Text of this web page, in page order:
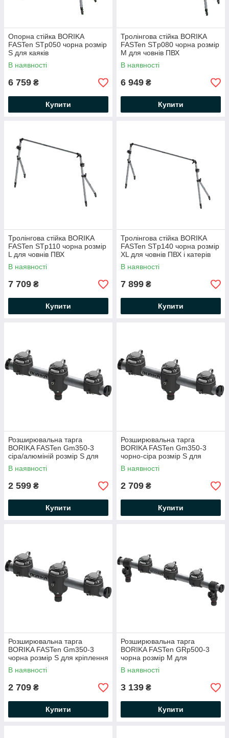
Опорна стійка BORIKA
FASTen STp050 чорна розмір
S для каяків
(01.02.015.01.04)
В наявності
6 759 ₴
Купити
Тролінгова стійка BORIKA
FASTen STp080 чорна розмір
М для човнів ПВХ
(01.02.015.02.04)
В наявності
6 949 ₴
Купити
Тролінгова стійка BORIKA
FASTen STp110 чорна розмір
L для човнів ПВХ
(01.02.015.03.04)
В наявності
7 709 ₴
Купити
Тролінгова стійка BORIKA
FASTen STp140 чорна розмір
ХL для човнів ПВХ і катерів
(01.02.015.04.04)
В наявності
7 899 ₴
Купити
Розширювальна тарга
BORIKA FASTen Gm350-3
сіра/алюміній розмір S для
кріплення аксесуарів
(01.02.001.02.05)
В наявності
2 599 ₴
Купити
Розширювальна тарга
BORIKA FASTen Gm350-3
чорно-сіра розмір S для
кріплення аксесуарів
(01.02.001.02.06)
В наявності
2 709 ₴
Купити
Розширювальна тарга
BORIKA FASTen Gm350-3
чорна розмір S для кріплення
аксесуарів (01.02.001.02.43)
В наявності
2 709 ₴
Купити
Розширювальна тарга
BORIKA FASTen GRp500-3
чорна розмір М для
кріплення аксесуарів
(01.02.002.03.43)
В наявності
3 139 ₴
Купити